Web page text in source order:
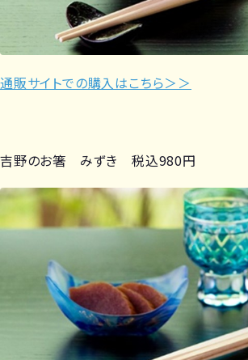
通販サイトでの購入はこちら＞＞
吉野のお箸 みずき 税込980円